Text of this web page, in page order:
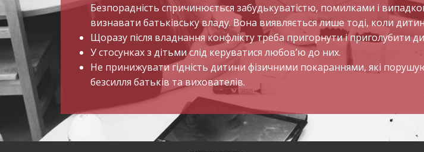
Безпорадність спричинюється забудькуватістю, помилками і
визнавати батьківську владу. Вона виявляється лише тоді, коли
Щоразу після владнання конфлікту треба пригорнути і приголубити
У стосунках з дітьми слід керуватися любов’ю до них.
Не принижувати гідність дитини фізичними покараннями, які
безсилля батьків та вихователів.